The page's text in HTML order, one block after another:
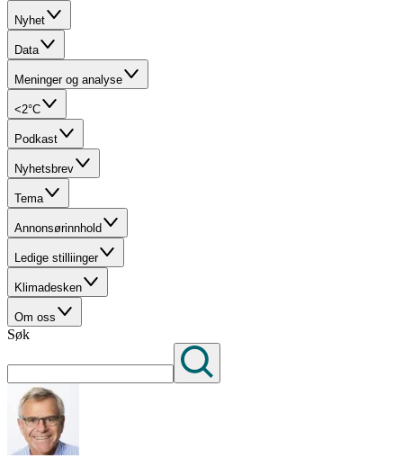
Nyhet
Data
Meninger og analyse
<2°C
Podkast
Nyhetsbrev
Tema
Annonsørinnhold
Ledige stilliinger
Klimadesken
Om oss
Søk